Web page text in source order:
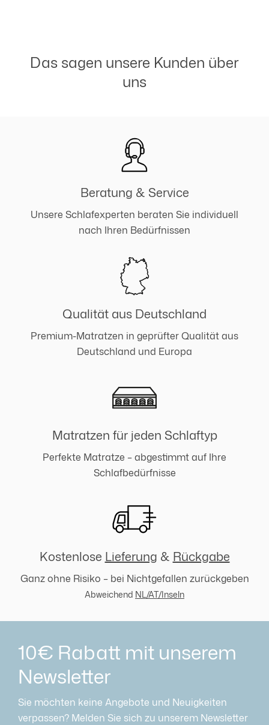
Das sagen unsere Kunden über
uns
Beratung & Service
Unsere Schlafexperten beraten Sie individuell
nach Ihren Bedürfnissen
Qualität aus Deutschland
Premium-Matratzen in geprüfter Qualität aus
Deutschland und Europa
Matratzen für jeden Schlaftyp
Perfekte Matratze – abgestimmt auf Ihre
Schlafbedürfnisse
Kostenlose Lieferung & Rückgabe
Ganz ohne Risiko – bei Nichtgefallen zurückgeben
Abweichend NL/AT/Inseln
10€ Rabatt mit unserem
Newsletter
Sie möchten keine Angebote und Neuigkeiten
verpassen? Melden Sie sich zu unserem Newsletter